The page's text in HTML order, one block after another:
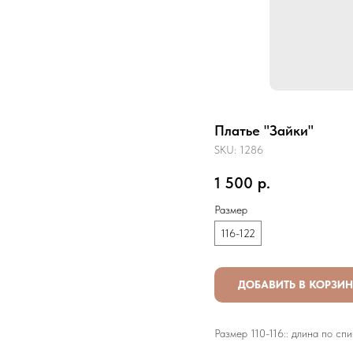
Платье "Зайки"
SKU: 1286
1 500 р.
Размер
116-122
ДОБАВИТЬ В
Размер 110-116:: длина по